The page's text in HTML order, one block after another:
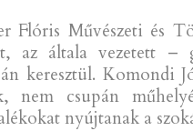
Flóris Művészeti és
az általa vezetett –
keresztül. Komondi
nem csupán
nyújtanak a